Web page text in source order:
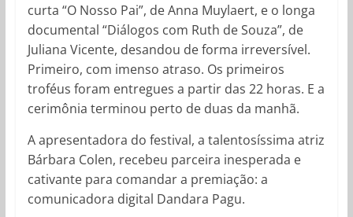
curta “O Nosso Pai”, de Anna Muylaert, e o longa
documental “Diálogos com Ruth de Souza”, de
Juliana Vicente, desandou de forma irreversível.
Primeiro, com imenso atraso. Os primeiros
troféus foram entregues a partir das 22 horas. E a
cerimônia terminou perto de duas da manhã.
A apresentadora do festival, a talentosíssima atriz
Bárbara Colen, recebeu parceira inesperada e
cativante para comandar a premiação: a
comunicadora digital Dandara Pagu.